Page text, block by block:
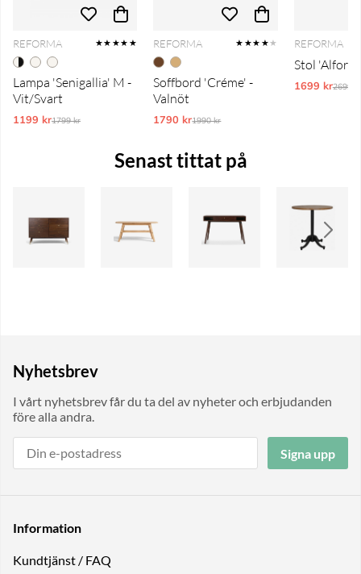
REFORMA ★★★★★
Lampa 'Senigallia' M -
Vit/Svart
1199 krOrdinarie pris:
1799 kr
REFORMA ★★★★★
Soffbord 'Créme' -
Valnöt
1790 krOrdinarie pris:
1990 kr
REFORMA
Stol 'Alfors'
1699 kr2699 kr
Senast tittat på
Nyhetsbrev
I vårt nyhetsbrev får du ta del av nyheter och erbjudanden
före alla andra.
Signa upp
Information
Kundtjänst / FAQ